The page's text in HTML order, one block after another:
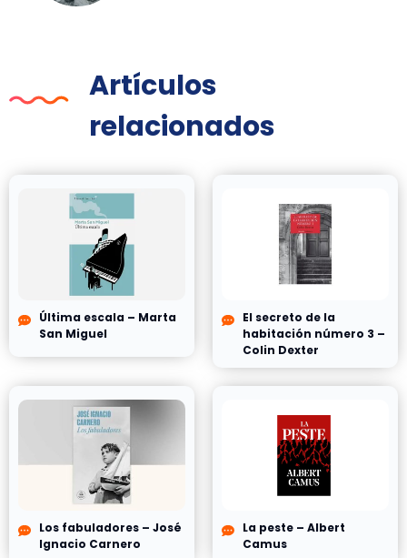
Artículos
relacionados
Última escala – Marta
San Miguel
El secreto de la
habitación número 3 –
Colin Dexter
Los fabuladores – José
Ignacio Carnero
La peste – Albert
Camus